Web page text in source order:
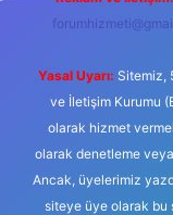
Yasal Uyarı: Sitemiz,
ve İletişim Kurumu
olarak hizmet
olarak denetleme
Ancak, üyelerimiz
siteye üye olarak bu